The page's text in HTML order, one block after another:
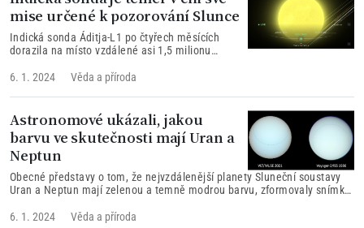
mise určené k pozorování Slunce
Indická sonda Áditja-L1 po čtyřech měsících
dorazila na místo vzdálené asi 1,5 milionu
Slunce.
6. 1. 2024 Věda a příroda
Astronomové ukázali, jakou
barvu ve skutečnosti mají Uran a
Neptun
Obecné představy o tom, že nejvzdálenější planety Sluneční soustavy
Uran a Neptun mají zelenou a temně modrou barvu, zformovaly snímky
6. 1. 2024
Věda a příroda